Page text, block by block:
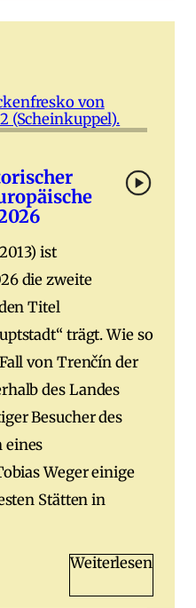
ist
die zweite
Titel
trägt. Wie so
von Trenčín der
des Landes
Besucher des
eines
Weger einige
Stätten in
Weiterlesen